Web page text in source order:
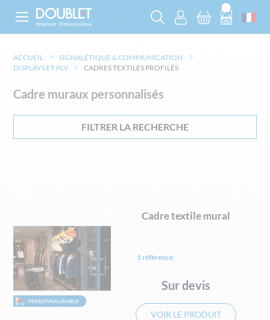
Cadre textile mural
1 référence
Sur devis
VOIR LE PRODUIT
ACCUEIL
SIGNALÉTIQUE & COMMUNICATION
DISPLAYS ET PLV
CADRES TEXTILES PROFILÉS
Cadre muraux personnalisés
FILTRER LA RECHERCHE